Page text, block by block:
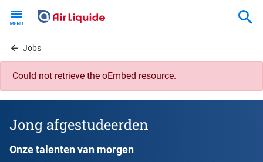
contentJobs
Error
message
Could not retrieve the oEmbed resource.
Jong afgestudeerden
Onze talenten van morgen